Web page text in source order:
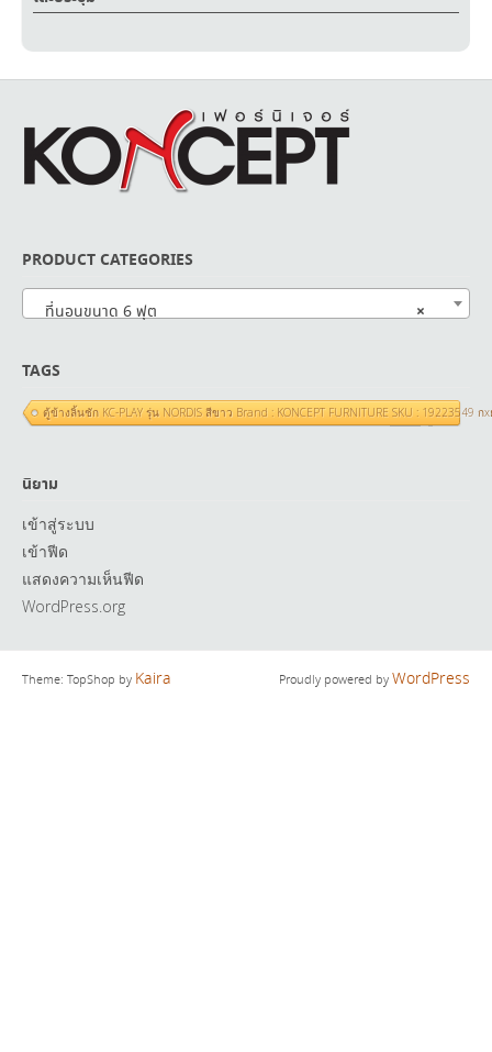
PRODUCT CATEGORIES
×
ที่นอนขนาด 6 ฟุต
TAGS
ตู้ข้างลิ้นชัก KC-PLAY รุ่น NORDIS สีขาว Brand : KONCEPT FURNITURE SKU : 19223549 ก
นิยาม
เข้าสู่ระบบ
เข้าฟีด
แสดงความเห็นฟีด
WordPress.org
Theme: TopShop by Kaira Proudly powered byWordPress